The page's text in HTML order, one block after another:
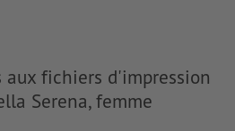
aux fichiers d'impression
Serena, femme